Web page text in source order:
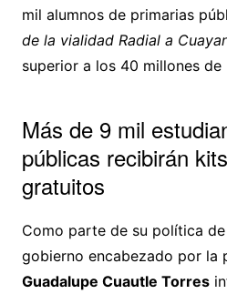
mil alumnos de primarias
de la vialidad Radial a
superior a los 40 millones de
Más de 9 mil
públicas recibirán
gratuitos
Como parte de su política
gobierno encabezado por la
Guadalupe Cuautle Torres